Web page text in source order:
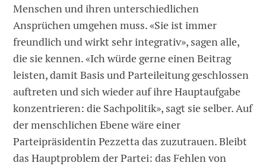
Menschen und ihren unterschiedlichen
Ansprüchen umgehen muss. «Sie ist immer
freundlich und wirkt sehr inte­grativ», sagen alle,
die sie kennen. «Ich würde gerne einen Beitrag
leisten, damit Basis und Parteileitung geschlossen
auftreten und sich wieder auf ihre Hauptaufgabe
konzentrieren: die Sachpolitik», sagt sie selber. Auf
der menschlichen Ebene wäre einer
Parteipräsidentin Pezzetta das zuzutrauen. Bleibt
das Hauptproblem der Partei: das Fehlen von